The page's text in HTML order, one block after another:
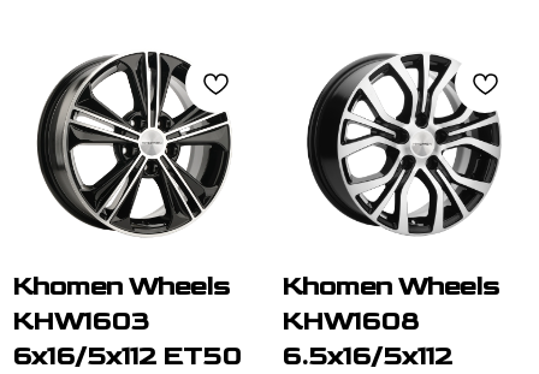
Khomen Wheels
KHW1603
6x16/5x112 ET50
Khomen Wheels
KHW1608
6.5x16/5x112